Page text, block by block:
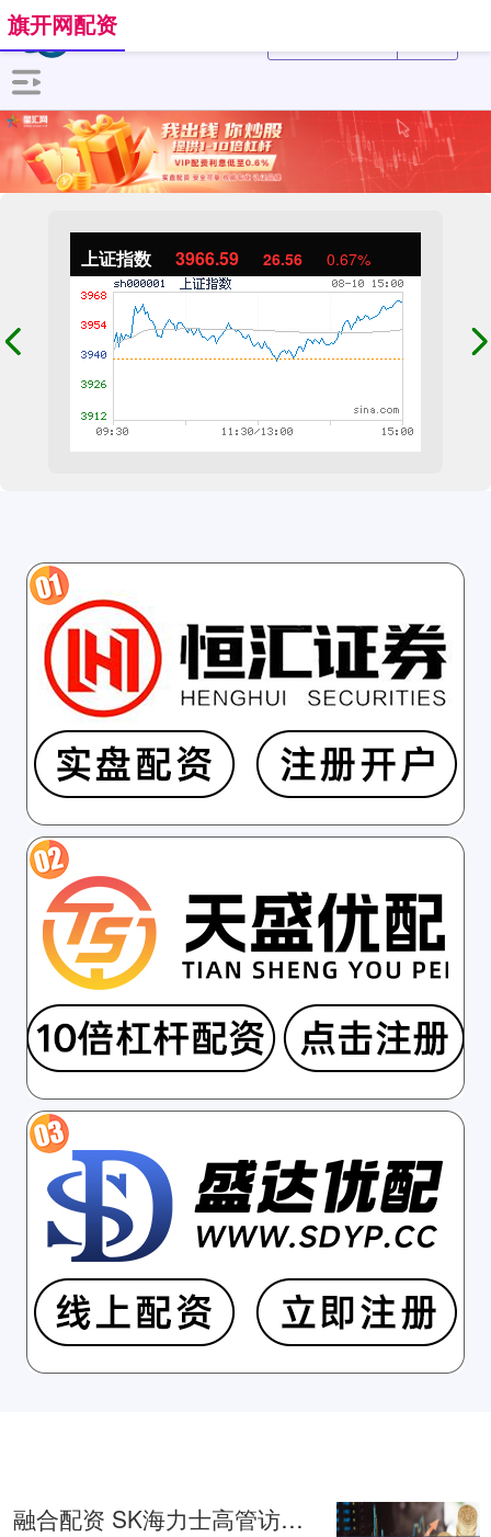
上证指数 3966.59 26.56 0.67%
旗开网配资
融合配资 SK海力士高管访问光州半导体用地 三星高管后续也将到访